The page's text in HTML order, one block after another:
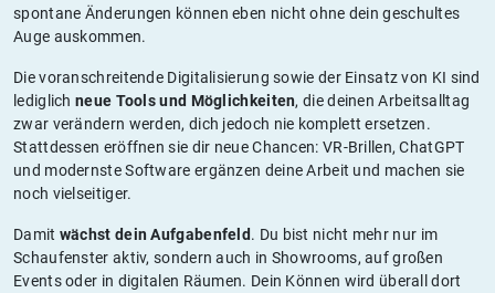
spontane Änderungen können eben nicht ohne dein geschultes
Auge auskommen.
Die voranschreitende Digitalisierung sowie der Einsatz von KI sind
lediglich neue Tools und Möglichkeiten, die deinen Arbeitsalltag
zwar verändern werden, dich jedoch nie komplett ersetzen.
Stattdessen eröffnen sie dir neue Chancen: VR-Brillen, ChatGPT
und modernste Software ergänzen deine Arbeit und machen sie
noch vielseitiger.
Damit wächst dein Aufgabenfeld. Du bist nicht mehr nur im
Schaufenster aktiv, sondern auch in Showrooms, auf großen
Events oder in digitalen Räumen. Dein Können wird überall dort